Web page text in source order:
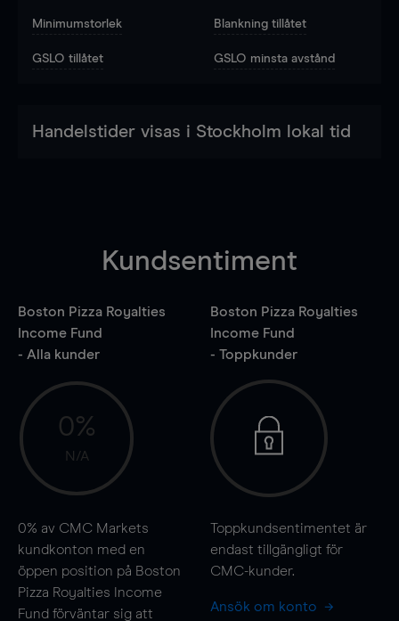
Minimumstorlek Blankning tillåtet
GSLO tillåtet GSLO minsta avstånd
Handelstider visas i Stockholm lokal tid
Kundsentiment
Boston Pizza Royalties
Income Fund
- Alla kunder
0%
N/A
0% av CMC Markets
kundkonton med en
öppen position på Boston
Pizza Royalties Income
Fund förväntar sig att
Boston Pizza Royalties
Income Fund
- Toppkunder
Toppkundsentimentet är
endast tillgängligt för
CMC-kunder.
Ansök om konto